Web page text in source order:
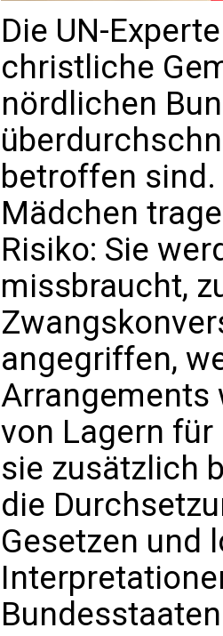
Die UN-
christliche
nördlichen
betroffen
Mädchen
Risiko: Sie
missbraucht,
angegriffen,
Arrangements
von Lagern
sie zusätzlich
die
Gesetzen und